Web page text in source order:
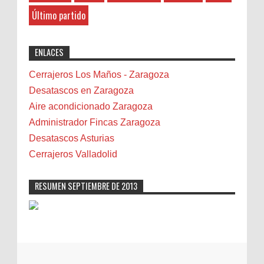
8-27-2025
"Great post! Resources like this are
professional solutions. Highly recommended!"
Belenes
Benalmádena
Bicicletas
Bilbao
Biota
Camareta
Cáncer
Carmela Sauras
Carnavales
Castellón
Cerrajeros
Último partido
ENLACES
Cerrajeros Los Maños - Zaragoza
Desatascos en Zaragoza
Aire acondicionado Zaragoza
Administrador Fincas Zaragoza
Desatascos Asturias
Cerrajeros Valladolid
RESUMEN SEPTIEMBRE DE 2013